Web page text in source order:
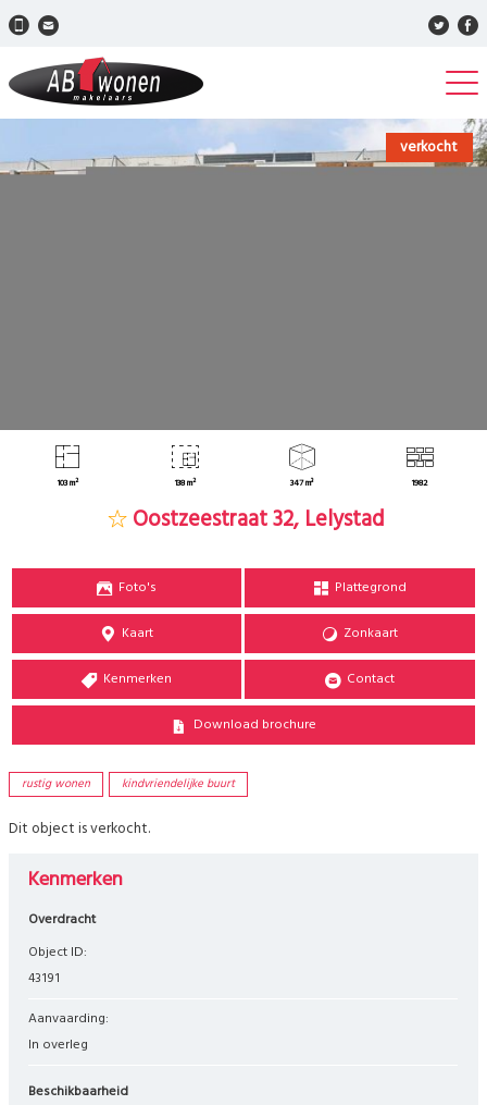
verkocht
103 m² 138 m² 347 m³ 1982
Oostzeestraat 32, Lelystad
Foto's Plattegrond
Kaart Zonkaart
Kenmerken Contact
Download brochure
rustig wonen kindvriendelijke buurt
Dit object is verkocht.
Kenmerken
Overdracht
Object ID:
43191
Aanvaarding:
In overleg
Beschikbaarheid